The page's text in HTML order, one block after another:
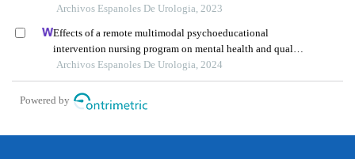
Archivos Espanoles De Urologia, 2023
Effects of a remote multimodal psychoeducational
intervention nursing program on mental health and quality
of life of renal cell carcinoma survivors: a retrospective
study
Archivos Espanoles De Urologia, 2024
Powered by